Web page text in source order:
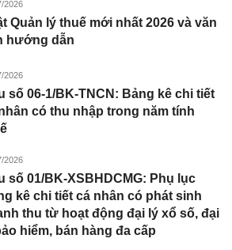
2026
Quản lý thuế mới nhất 2026 và văn
hướng dẫn
2026
số 06-1/BK-TNCN: Bảng kê chi tiết
có thu nhập trong năm tính
2026
số 01/BK-XSBHDCMG: Phụ lục
kê chi tiết cá nhân có phát sinh
thu từ hoạt động đại lý xổ số, đại
hiểm, bán hàng đa cấp